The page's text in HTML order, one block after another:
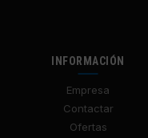
INFORMACIÓN
Empresa
Contactar
Ofertas